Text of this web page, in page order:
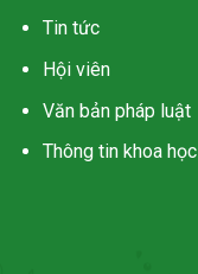
Tin tức
Hội viên
Văn bản pháp luật
Thông tin khoa học